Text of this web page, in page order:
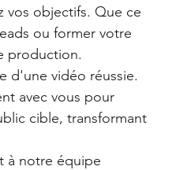
vos objectifs. Que ce
ou former votre
production.
d'une vidéo réussie.
avec vous pour
cible, transformant
à notre équipe